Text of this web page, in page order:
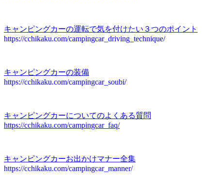
キャンピングカーの運転で気を付けたい３つのポイント
https://cchikaku.com/campingcar_driving_technique/
キャンピングカーの装備
https://cchikaku.com/campingcar_soubi/
キャンピングカーについてのよくある質問
https://cchikaku.com/campingcar_faq/
キャンピングカーお出かけマナー全集
https://cchikaku.com/campingcar_manner/